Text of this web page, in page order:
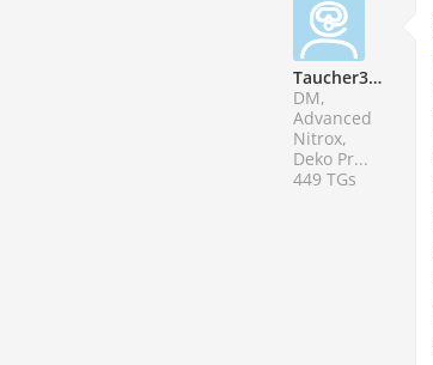
Taucher334224
DM,
Advanced
Nitrox,
Deko Pr...
449 TGs